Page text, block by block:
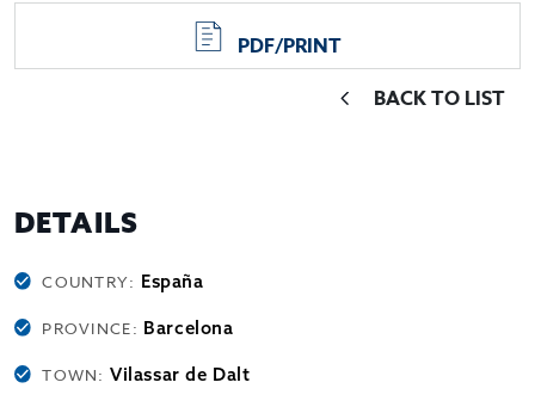
PDF/PRINT
BACK TO LIST
DETAILS
COUNTRY: España
PROVINCE: Barcelona
TOWN:Vilassar de Dalt